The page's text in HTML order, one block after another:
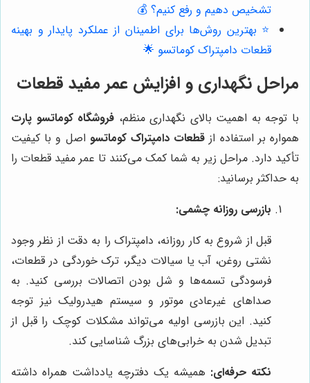
تشخیص دهیم و رفع کنیم؟ 💰
⭐️ بهترین روش‌ها برای اطمینان از عملکرد پایدار و بهینه
قطعات دامپتراک کوماتسو 🌟
مراحل نگهداری و افزایش عمر مفید قطعات
با توجه به اهمیت بالای نگهداری منظم، فروشگاه کوماتسو پارت
همواره بر استفاده از قطعات دامپتراک کوماتسو اصل و با کیفیت
تأکید دارد. مراحل زیر به شما کمک می‌کنند تا عمر مفید قطعات را
به حداکثر برسانید:
بازرسی روزانه چشمی:
قبل از شروع به کار روزانه، دامپتراک را به دقت از نظر وجود
نشتی روغن، آب یا سیالات دیگر، ترک خوردگی در قطعات،
فرسودگی تسمه‌ها و شل بودن اتصالات بررسی کنید. به
صداهای غیرعادی موتور و سیستم هیدرولیک نیز توجه
کنید. این بازرسی اولیه می‌تواند مشکلات کوچک را قبل از
تبدیل شدن به خرابی‌های بزرگ شناسایی کند.
نکته حرفه‌ای: همیشه یک دفترچه یادداشت همراه داشته